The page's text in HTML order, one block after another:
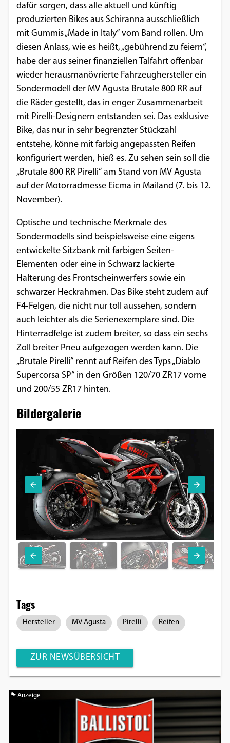
dafür sorgen, dass alle aktuell und künftig
produzierten Bikes aus Schiranna ausschließlich
mit Gummis „Made in Italy“ vom Band rollen. Um
diesen Anlass, wie es heißt, „gebührend zu feiern“,
habe der aus seiner finanziellen Talfahrt offenbar
wieder herausmanövrierte Fahrzeughersteller ein
Sondermodell der MV Agusta Brutale 800 RR auf
die Räder gestellt, das in enger Zusammenarbeit
mit Pirelli-Designern entstanden sei. Das exklusive
Bike, das nur in sehr begrenzter Stückzahl
entstehe, könne mit farbig angepassten Reifen
konfiguriert werden, hieß es. Zu sehen sein soll die
„Brutale 800 RR Pirelli“ am Stand von MV Agusta
auf der Motorradmesse Eicma in Mailand (7. bis 12.
November).
Optische und technische Merkmale des
Sondermodells sind beispielsweise eine eigens
entwickelte Sitzbank mit farbigen Seiten-
Elementen oder eine in Schwarz lackierte
Halterung des Frontscheinwerfers sowie ein
schwarzer Heckrahmen. Das Bike steht zudem auf
F4-Felgen, die nicht nur toll aussehen, sondern
auch leichter als die Serienexemplare sind. Die
Hinterradfelge ist zudem breiter, so dass ein sechs
Zoll breiter Pneu aufgezogen werden kann. Die
„Brutale Pirelli“ rennt auf Reifen des Typs „Diablo
Supercorsa SP“ in den Größen 120/70 ZR17 vorne
und 200/55 ZR17 hinten.
Bildergalerie
Tags
Hersteller MV Agusta Pirelli Reifen
ZUR NEWSÜBERSICHT
Anzeige
Name:
cookie_consent
Dieser Cookie speichert die ausgewählten
Einverständnis-Optionen des Benutzers
Cookie Laufzeit:
1 Jahr
EXTERNE MEDIEN
Um Inhalte von Videoplattformen und
Social Media Plattformen anzeigen zu
können, werden von diesen externen
Medien Cookies gesetzt.
Vimeo
Anbieter:
Google